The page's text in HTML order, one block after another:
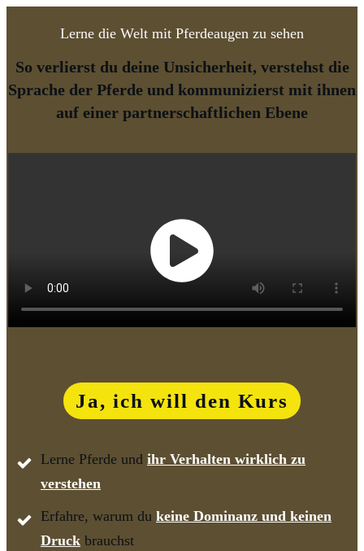
Lerne die Welt mit Pferdeaugen zu sehen
So verlierst du deine Unsicherheit, verstehst die
Sprache der Pferde und kommunizierst mit ihnen
auf einer partnerschaftlichen Ebene
Lerne Pferde und ihr Verhalten wirklich zu
verstehen
Erfahre, warum du keine Dominanz und keinen
Druck brauchst
Ja, ich will den Kurs